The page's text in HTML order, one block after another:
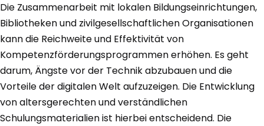
Die Zusammenarbeit mit lokalen Bildungseinrichtungen,
Bibliotheken und zivilgesellschaftlichen Organisationen
kann die Reichweite und Effektivität von
Kompetenzförderungsprogrammen erhöhen. Es geht
darum, Ängste vor der Technik abzubauen und die
Vorteile der digitalen Welt aufzuzeigen. Die Entwicklung
von altersgerechten und verständlichen
Schulungsmaterialien ist hierbei entscheidend. Die